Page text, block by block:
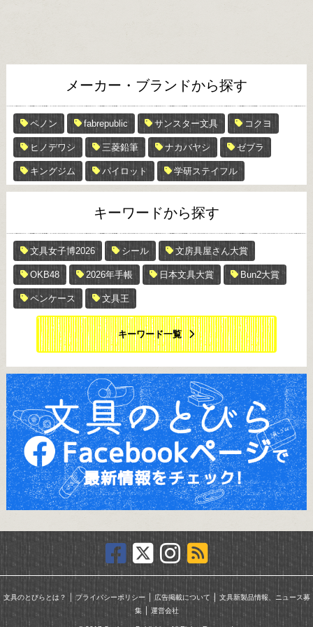
メーカー・ブランドから探す
ペノン fabrepublic サンスター文具 コクヨ
ヒノデワシ 三菱鉛筆 ナカバヤシ ゼブラ
キングジム パイロット 学研ステイフル
キーワードから探す
文具女子博2026 シール 文房具屋さん大賞
OKB48 2026年手帳 日本文具大賞 Bun2大賞
ペンケース 文具王
キーワード一覧
文具のとびらとは？ ｜ プライバシーポリシー｜ 広告掲載について ｜ 文具新製品情報、ニュース募
集｜ 運営会社